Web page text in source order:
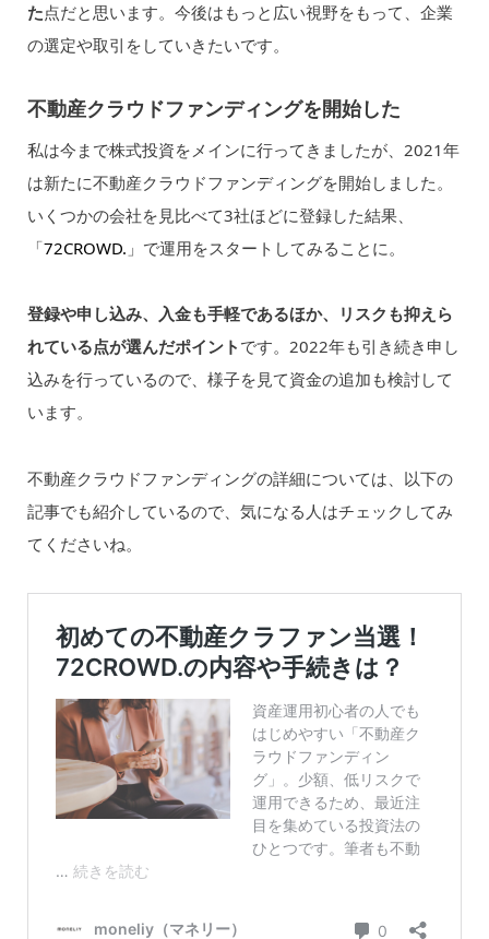
た点だと思います。今後はもっと広い視野をもって、企業
の選定や取引をしていきたいです。
不動産クラウドファンディングを開始した
私は今まで株式投資をメインに行ってきましたが、2021年
は新たに不動産クラウドファンディングを開始しました。
いくつかの会社を見比べて3社ほどに登録した結果、
「72CROWD. 」で運用をスタートしてみることに。
登録や申し込み、入金も手軽であるほか、リスクも抑えら
れている点が選んだポイント です。2022年も引き続き申し
込みを行っているので、様子を見て資金の追加も検討して
います。
不動産クラウドファンディングの詳細については、以下の
記事でも紹介しているので、気になる人はチェックしてみ
てくださいね。